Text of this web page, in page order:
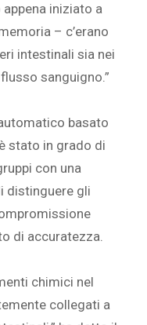
appena iniziato a
– c’erano
intestinali sia nei
sanguigno.”
basato
stato in grado di
con una
distinguere gli
di accuratezza.
chimici nel
collegati a